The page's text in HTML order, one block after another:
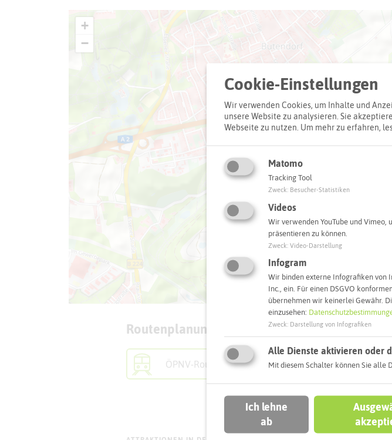
+
−
Leaflet|© OpenStreetMap
Routenplanung zum Ziel:
ÖPNV-Route finden
Cookie-Einstellungen
Wir verwenden Cookies, um Inhalte und
unsere Website zu analysieren. Sie
Webseite zu nutzen. Um mehr zu erfahren,
Matomo
Tracking Tool
Zweck: Besucher-Statistiken
Videos
Wir verwenden YouTube und Vimeo,
präsentieren zu können.
Zweck: Video-Darstellung
Infogram
Wir binden externe Infografiken von
Inc., ein. Für einen DSGVO
übernehmen wir keinerlei Gewähr.
einzusehen:
Zweck: Darstellung von Infografiken
Alle Dienste aktivieren oder
Mit diesem Schalter können Sie alle
Ich lehne
ab